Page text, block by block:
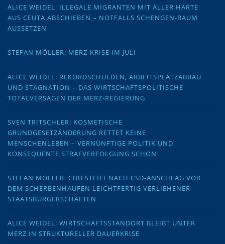
ALICE WEIDEL: ILLEGALE MIGRANTEN MIT ALLER HÄRTE
AUS CEUTA ABSCHIEBEN – NOTFALLS SCHENGEN-RAUM
AUSSETZEN
STEFAN MÖLLER: MERZ-KRISE IM JULI
ALICE WEIDEL: REKORDSCHULDEN, ARBEITSPLATZABBAU
UND STAGNATION – DAS WIRTSCHAFTSPOLITISCHE
TOTALVERSAGEN DER MERZ-REGIERUNG
SVEN TRITSCHLER: KOSMETISCHE
GRUNDGESETZÄNDERUNG RETTET KEINE
MENSCHENLEBEN – VERNÜNFTIGE POLITIK UND
KONSEQUENTE STRAFVERFOLGUNG SCHON
STEFAN MÖLLER: CDU STEHT NACH CSD-ANSCHLAG VOR
DEM SCHERBENHAUFEN LEICHTFERTIG VERLIEHENER
STAATSBÜRGERSCHAFTEN
ALICE WEIDEL: WIRTSCHAFTSSTANDORT BLEIBT UNTER
MERZ IN STRUKTURELLER DAUERKRISE